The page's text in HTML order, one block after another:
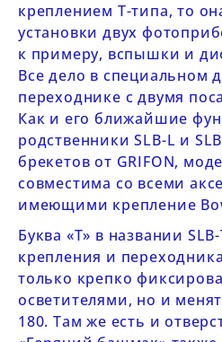
креплением T-типа,то
установки двух
к примеру, вспышки и
Все дело в специальном
переходнике с двумя
Как и его ближайшие
родственникиSLB-L и
брекетов от GRIFON,
совместима со всеми
имеющими крепление
Буква «T» в названии SLB-
крепления и
только крепко
осветителями, но и
180. Там же есть и